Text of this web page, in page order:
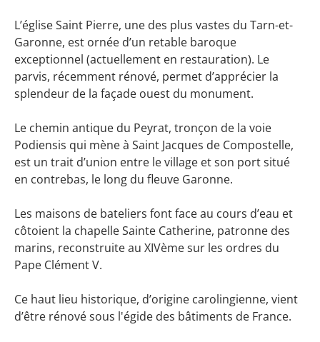
L’église Saint Pierre, une des plus vastes du Tarn-et-
Garonne, est ornée d’un retable baroque
exceptionnel (actuellement en restauration). Le
parvis, récemment rénové, permet d’apprécier la
splendeur de la façade ouest du monument.
Le chemin antique du Peyrat, tronçon de la voie
Podiensis qui mène à Saint Jacques de Compostelle,
est un trait d’union entre le village et son port situé
en contrebas, le long du fleuve Garonne.
Les maisons de bateliers font face au cours d’eau et
côtoient la chapelle Sainte Catherine, patronne des
marins, reconstruite au XIVème sur les ordres du
Pape Clément V.
Ce haut lieu historique, d’origine carolingienne, vient
d’être rénové sous l'égide des bâtiments de France.